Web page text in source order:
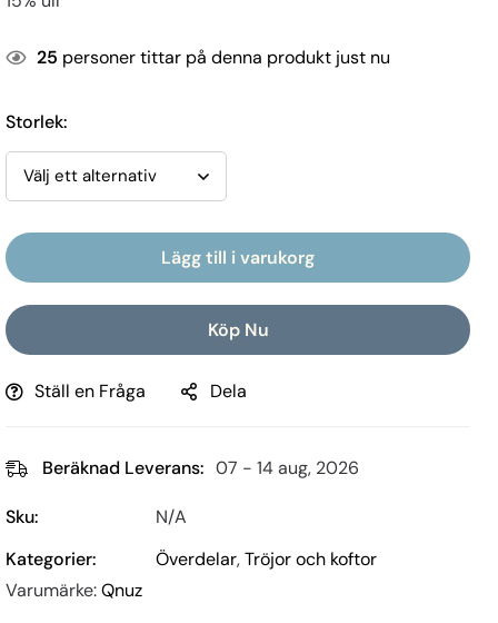
25 personer tittar på denna produkt just nu
Storlek:
Lägg till i varukorg
Köp Nu
Ställ en Fråga Dela
Beräknad Leverans: 07 - 14 aug, 2026
Sku:
N/A
Kategorier:
Överdelar,Tröjor och koftor
Varumärke:Qnuz